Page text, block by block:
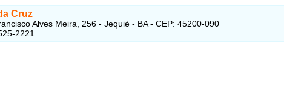
Cruz
Alves Meira, 256 - Jequié - BA - CEP: 45200-090
2221